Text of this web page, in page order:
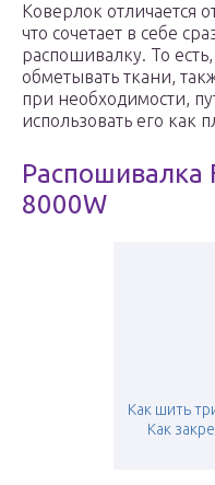
Коверлок отличается
что сочетает в себе
распошивалку. То
обметывать ткани,
при необходимости,
использовать его
Распошивалка
8000W
Как шить
Как